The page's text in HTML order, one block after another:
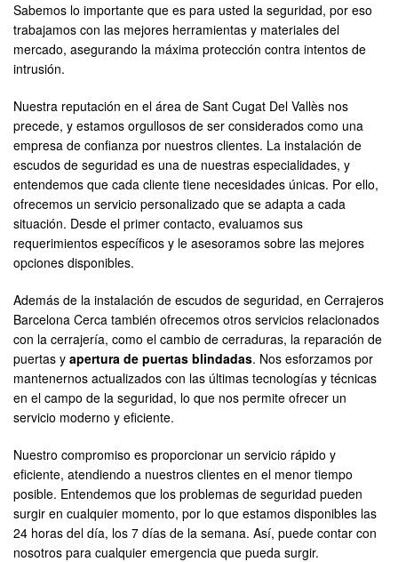
Sabemos lo importante que es para usted la seguridad, por eso
trabajamos con las mejores herramientas y materiales del
mercado, asegurando la máxima protección contra intentos de
intrusión.
Nuestra reputación en el área de Sant Cugat Del Vallès nos
precede, y estamos orgullosos de ser considerados como una
empresa de confianza por nuestros clientes. La instalación de
escudos de seguridad es una de nuestras especialidades, y
entendemos que cada cliente tiene necesidades únicas. Por ello,
ofrecemos un servicio personalizado que se adapta a cada
situación. Desde el primer contacto, evaluamos sus
requerimientos específicos y le asesoramos sobre las mejores
opciones disponibles.
Además de la instalación de escudos de seguridad, en Cerrajeros
Barcelona Cerca también ofrecemos otros servicios relacionados
con la cerrajería, como el cambio de cerraduras, la reparación de
puertas y apertura de puertas blindadas. Nos esforzamos por
mantenernos actualizados con las últimas tecnologías y técnicas
en el campo de la seguridad, lo que nos permite ofrecer un
servicio moderno y eficiente.
Nuestro compromiso es proporcionar un servicio rápido y
eficiente, atendiendo a nuestros clientes en el menor tiempo
posible. Entendemos que los problemas de seguridad pueden
surgir en cualquier momento, por lo que estamos disponibles las
24 horas del día, los 7 días de la semana. Así, puede contar con
nosotros para cualquier emergencia que pueda surgir.